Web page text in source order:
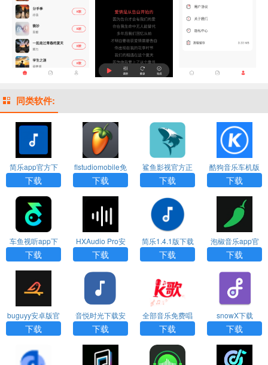
同类软件:
简乐app官方下
载
下载
flstudiomobile免
费版下载
下载
鲨鱼影视官方正
版下载
下载
酷狗音乐车机版
官网下载
下载
车鱼视听app下
载官网版
下载
HXAudio Pro安
卓版
下载
简乐1.4.1版下载
下载
泡椒音乐app官
网下载
下载
buguyy安卓版官
方版
下载
音悦时光下载安
装
下载
全部音乐免费唱
下载
下载
snowX下载
下载